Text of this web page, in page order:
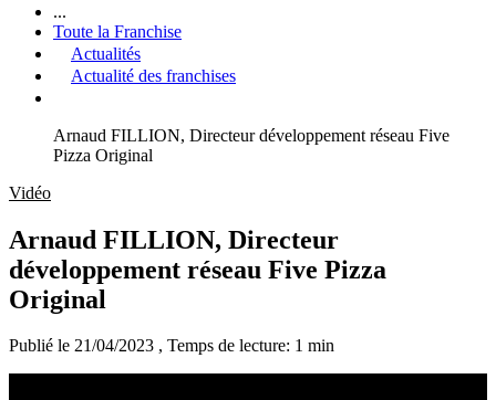
...
Toute la Franchise
Actualités
Actualité des franchises
Arnaud FILLION, Directeur développement réseau Five
Pizza Original
Vidéo
Arnaud FILLION, Directeur
développement réseau Five Pizza
Original
Publié le 21/04/2023 , Temps de lecture: 1 min